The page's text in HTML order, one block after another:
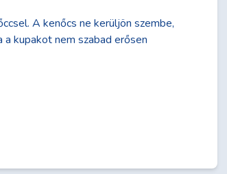
A kenőcs ne kerüljön szembe,
kupakot nem szabad erősen